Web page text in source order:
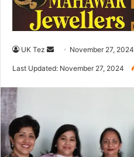
UK Tez
e
e
m
November 27, 2024
Last Updated: November 27, 2024